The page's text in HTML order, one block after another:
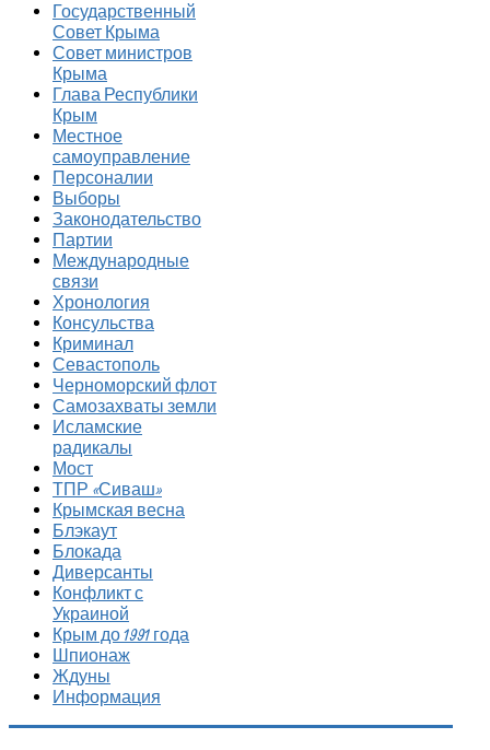
Государственный
Совет Крыма
Совет министров
Крыма
Глава Республики
Крым
Местное
самоуправление
Персоналии
Выборы
Законодательство
Партии
Международные
связи
Хронология
Консульства
Криминал
Севастополь
Черноморский флот
Самозахваты земли
Исламские
радикалы
Мост
ТПР «Сиваш»
Крымская весна
Блэкаут
Блокада
Диверсанты
Конфликт с
Украиной
Крым до 1991 года
Шпионаж
Ждуны
Информация